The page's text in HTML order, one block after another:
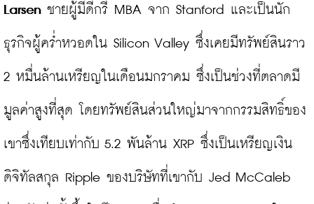
Larsen ชายผู้มีดีกรี MBA จาก Stanford และเป็นนัก
ธุรกิจผู้คร่ำหวอดใน Silicon Valley ซึ่งเคยมีทรัพย์สินราว
2 หมื่นล้านเหรียญในเดือนมกราคม ซึ่งเป็นช่วงที่ตลาดมี
มูลค่าสูงที่สุด โดยทรัพย์สินส่วนใหญ่มาจากกรรมสิทธิ์ของ
เขาซึ่งเทียบเท่ากับ 5.2 พันล้าน XRP ซึ่งเป็นเหรียญเงิน
ดิจิทัลสกุล Ripple ของบริษัทที่เขากับ Jed McCaleb